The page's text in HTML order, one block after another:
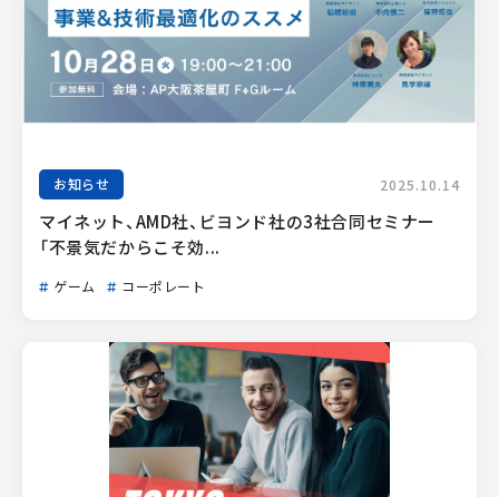
お知らせ 2025.10.14
マイネット、AMD社、ビヨンド社の3社合同セミナー
「不景気だからこそ効...
ゲーム コーポレート